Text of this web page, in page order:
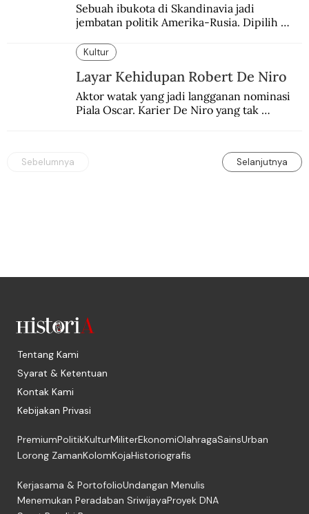
Sebuah ibukota di Skandinavia jadi
jembatan politik Amerika-Rusia. Dipilih
Kultur
Layar Kehidupan Robert De Niro
Aktor watak yang jadi langganan nominasi
Piala Oscar. Karier De Niro yang tak
Sebelumnya Selanjutnya
Tentang Kami
Syarat & Ketentuan
Kontak Kami
Kebijakan Privasi
PremiumPolitikKulturMiliterEkonomiOlahragaSainsUrban
Lorong ZamanKolomKojaHistoriografis
Kerjasama & PortofolioUndangan Menulis
Menemukan Peradaban SriwijayaProyek DNA